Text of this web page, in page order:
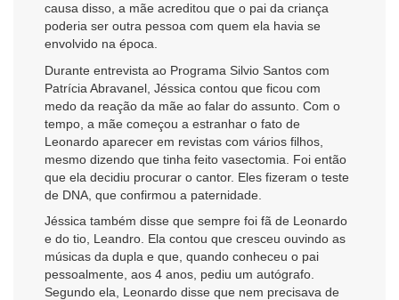
causa disso, a mãe acreditou que o pai da criança
poderia ser outra pessoa com quem ela havia se
envolvido na época.
Durante entrevista ao Programa Silvio Santos com
Patrícia Abravanel, Jéssica contou que ficou com
medo da reação da mãe ao falar do assunto. Com o
tempo, a mãe começou a estranhar o fato de
Leonardo aparecer em revistas com vários filhos,
mesmo dizendo que tinha feito vasectomia. Foi então
que ela decidiu procurar o cantor. Eles fizeram o teste
de DNA, que confirmou a paternidade.
Jéssica também disse que sempre foi fã de Leonardo
e do tio, Leandro. Ela contou que cresceu ouvindo as
músicas da dupla e que, quando conheceu o pai
pessoalmente, aos 4 anos, pediu um autógrafo.
Segundo ela, Leonardo disse que nem precisava de